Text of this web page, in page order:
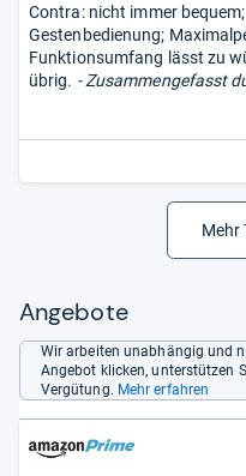
Contra: nicht immer
Gestenbedienung;
Funktionsumfang lässt zu
übrig. - Zusammengefasst
Mehr
Angebote
Wir arbeiten unabhängig und
Angebot klicken, unterstützen
Vergütung. Mehr erfahren